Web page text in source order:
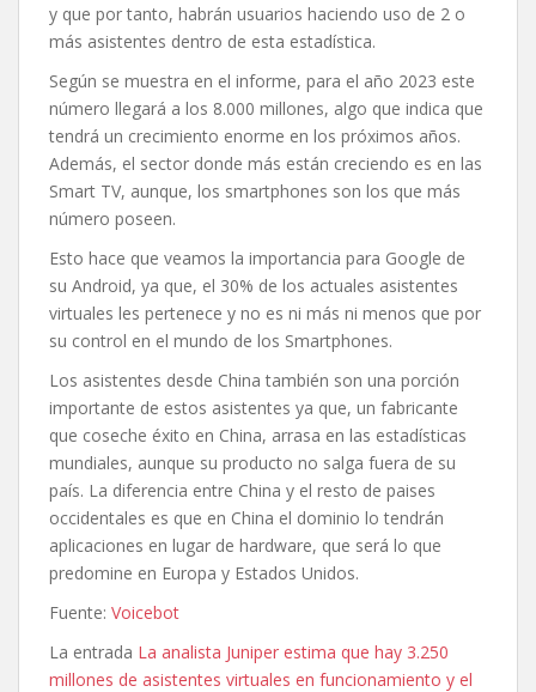
y que por tanto, habrán usuarios haciendo uso de 2 o
más asistentes dentro de esta estadística.
Según se muestra en el informe, para el año 2023 este
número llegará a los 8.000 millones, algo que indica que
tendrá un crecimiento enorme en los próximos años.
Además, el sector donde más están creciendo es en las
Smart TV, aunque, los smartphones son los que más
número poseen.
Esto hace que veamos la importancia para Google de
su Android, ya que, el 30% de los actuales asistentes
virtuales les pertenece y no es ni más ni menos que por
su control en el mundo de los Smartphones.
Los asistentes desde China también son una porción
importante de estos asistentes ya que, un fabricante
que coseche éxito en China, arrasa en las estadísticas
mundiales, aunque su producto no salga fuera de su
país. La diferencia entre China y el resto de paises
occidentales es que en China el dominio lo tendrán
aplicaciones en lugar de hardware, que será lo que
predomine en Europa y Estados Unidos.
Fuente: Voicebot
La entrada La analista Juniper estima que hay 3.250
millones de asistentes virtuales en funcionamiento y el